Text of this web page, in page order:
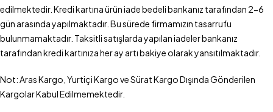
edilmektedir. Kredi kartına ürün iade bedeli bankanız tarafından 2-6
gün arasında yapılmaktadır. Bu sürede firmamızın tasarrufu
bulunmamaktadır. Taksitli satışlarda yapılan iadeler bankanız
tarafından kredi kartınıza her ay artı bakiye olarak yansıtılmaktadır.
Not: Aras Kargo, Yurtiçi Kargo ve Sürat Kargo Dışında Gönderilen
Kargolar Kabul Edilmemektedir.